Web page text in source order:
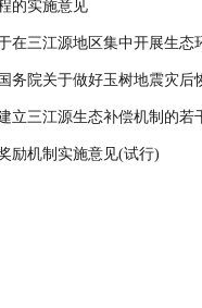
的实施意见
在三江源地区集中开展生态
务院关于做好玉树地震灾
立三江源生态补偿机制的若
励机制实施意见(试行)